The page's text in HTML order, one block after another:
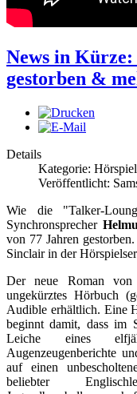
News in
gestorben &
Details
Kategorie:
Veröffentlicht:
Wie die "Talker-
Synchronsprecher
von 77 Jahren
Sinclair in der
Der neue Roman
ungekürztes Hörbuch
Audible erhältlich. Eine
beginnt damit, dass im
Leiche eines
Augenzeugenberichte
auf einen
beliebter